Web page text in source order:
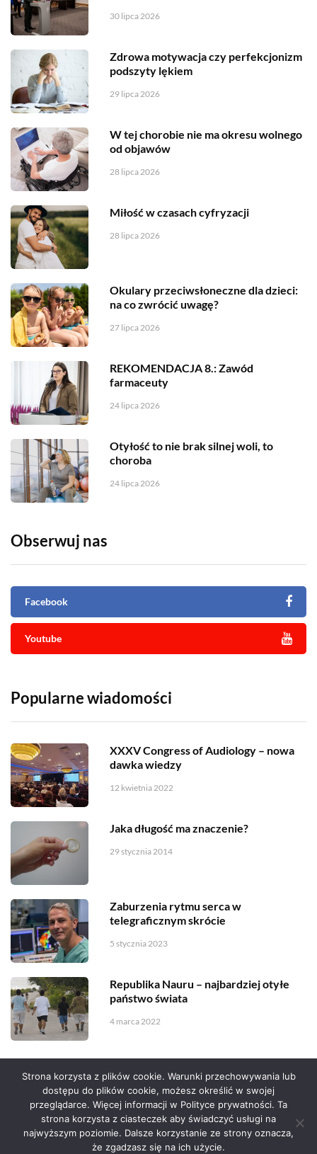
30 lipca 2026
Zdrowa motywacja czy perfekcjonizm
podszyty lękiem
29 lipca 2026
W tej chorobie nie ma okresu wolnego
od objawów
28 lipca 2026
Miłość w czasach cyfryzacji
28 lipca 2026
Okulary przeciwsłoneczne dla dzieci:
na co zwrócić uwagę?
27 lipca 2026
REKOMENDACJA 8.: Zawód
farmaceuty
24 lipca 2026
Otyłość to nie brak silnej woli, to
choroba
24 lipca 2026
Obserwuj nas
Facebook
Youtube
Popularne wiadomości
XXXV Congress of Audiology – nowa
dawka wiedzy
12 kwietnia 2022
Jaka długość ma znaczenie?
29 stycznia 2014
Zaburzenia rytmu serca w
telegraficznym skrócie
5 stycznia 2023
Republika Nauru – najbardziej otyłe
państwo świata
4 marca 2022
Serwis zaprojektował Grzegorz Sztank .
Strona korzysta z plików cookie. Warunki przechowywania lub
dostępu do plików cookie, możesz określić w swojej
przeglądarce. Więcej informacji w Polityce prywatności. Ta
strona korzysta z ciasteczek aby świadczyć usługi na
najwyższym poziomie. Dalsze korzystanie ze strony oznacza,
że zgadzasz się na ich użycie.